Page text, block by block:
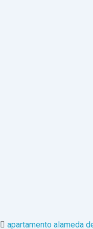
apartamento alameda